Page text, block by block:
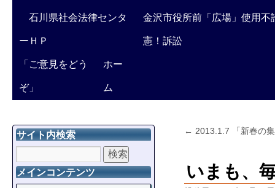
石川県社会法律センタ
ーＨＰ
金沢市役所前「広場」使用不
憲！訴訟
「ご意見をどう
ぞ」
ホー
ム
← 2013.1.7 「新春の
いまも、
サイト内検索
メインコンテンツ